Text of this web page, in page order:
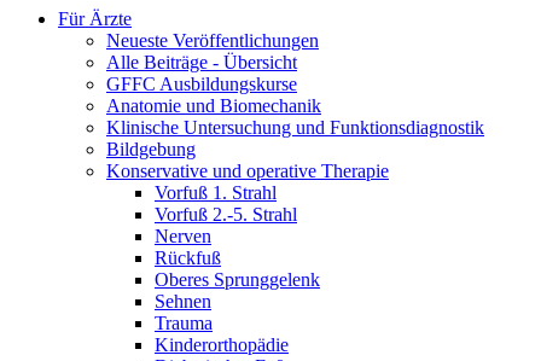
Für Ärzte
Neueste Veröffentlichungen
Alle Beiträge - Übersicht
GFFC Ausbildungskurse
Anatomie und Biomechanik
Klinische Untersuchung und Funktionsdiagnostik
Bildgebung
Konservative und operative Therapie
Vorfuß 1. Strahl
Vorfuß 2.-5. Strahl
Nerven
Rückfuß
Oberes Sprunggelenk
Sehnen
Trauma
Kinderorthopädie